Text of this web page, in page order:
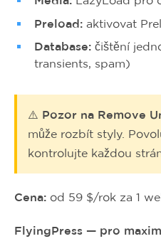
Preload: aktivovat
Database: čištění
transients, spam)
⚠️ Pozor na Remove
může rozbít styly.
kontrolujte každou
Cena: od 59 $/rok za 1
FlyingPress — pro